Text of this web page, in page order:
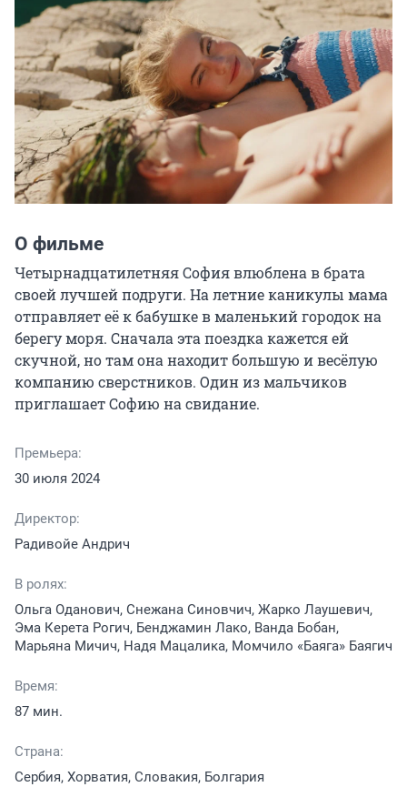
О фильме
Четырнадцатилетняя София влюблена в брата
своей лучшей подруги. На летние каникулы мама
отправляет её к бабушке в маленький городок на
берегу моря. Сначала эта поездка кажется ей
скучной, но там она находит большую и весёлую
компанию сверстников. Один из мальчиков
приглашает Софию на свидание.
Премьера:
30 июля 2024
Директор:
Радивойе Андрич
В ролях:
Ольга Оданович, Снежана Синовчич, Жарко Лаушевич,
Эма Керета Рогич, Бенджамин Лако, Ванда Бобан,
Марьяна Мичич, Надя Мацалика, Момчило «Баяга» Баягич
Время:
87 мин.
Страна:
Сербия, Хорватия, Словакия, Болгария